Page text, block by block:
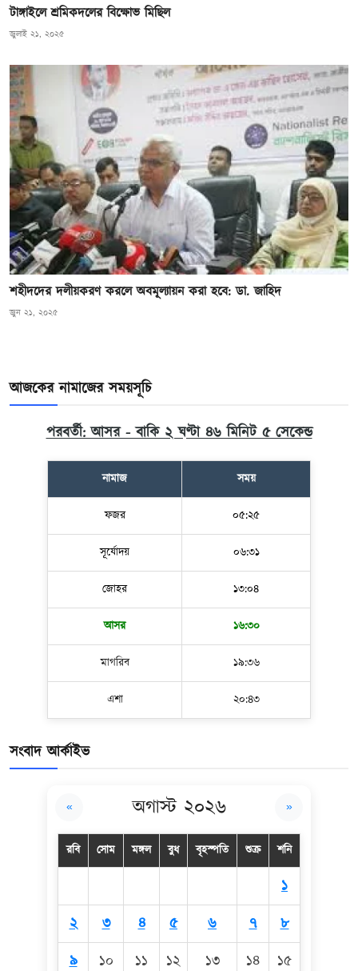
টাঙ্গাইলে শ্রমিকদলের বিক্ষোভ মিছিল
জুলাই ২১, ২০২৫
শহীদদের দলীয়করণ করলে অবমূল্যায়ন করা হবে: ডা. জাহিদ
জুন ২১, ২০২৫
আজকের নামাজের সময়সূচি
পরবর্তী: আসর - বাকি ২ ঘণ্টা ৪৬ মিনিট ৪ সেকেন্ড
নামাজ সময়
ফজর ০৫:২৫
সূর্যোদয় ০৬:৩১
জোহর ১৩:০৪
আসর ১৬:৩০
মাগরিব ১৯:৩৬
এশা ২০:৪৩
সংবাদ আর্কাইভ
« অগাস্ট ২০২৬ »
রবি সোম মঙ্গল বুধ বৃহস্পতি শুক্র শনি
১
২
৩ ৪ ৫ ৬ ৭
৮
৯
১০ ১১ ১২ ১৩ ১৪ ১৫